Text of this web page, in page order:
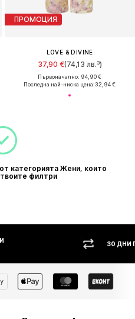
ПРОМОЦИЯ
LOVE & DIVINE
37,90 €(74,13 лв.³)
Първоначално: 94,90 €
Последна най-ниска цена:32,94 €
категорията Жени, които
филтри
30 ДНИ